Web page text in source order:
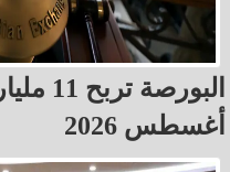
أغسطس 2026